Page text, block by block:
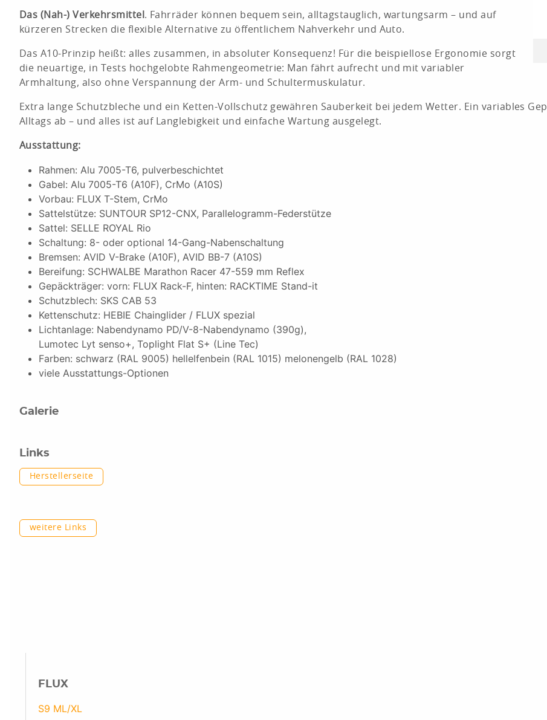
Das (Nah-) Verkehrsmittel . Fahrräder können bequem sein, alltagstauglich, wartungsarm – und auf
kürzeren Strecken die flexible Alternative zu öffentlichem Nahverkehr und Auto.
Das A10-Prinzip heißt: alles zusammen, in absoluter Konsequenz! Für die beispiellose Ergonomie sorgt
die neuartige, in Tests hochgelobte Rahmengeometrie: Man fährt aufrecht und mit variabler
Armhaltung, also ohne Verspannung der Arm- und Schultermuskulatur.
Extra lange Schutzbleche und ein Ketten-Vollschutz gewähren Sauberkeit bei jedem Wetter. Ein variables
Alltags ab – und alles ist auf Langlebigkeit und einfache Wartung ausgelegt.
Ausstattung:
Rahmen: Alu 7005-T6, pulverbeschichtet
Gabel: Alu 7005-T6 (A10F), CrMo (A10S)
Vorbau: FLUX T-Stem, CrMo
Sattelstütze: SUNTOUR SP12-CNX, Parallelogramm-Federstütze
Sattel: SELLE ROYAL Rio
Schaltung: 8- oder optional 14-Gang-Nabenschaltung
Bremsen: AVID V-Brake (A10F), AVID BB-7 (A10S)
Bereifung: SCHWALBE Marathon Racer 47-559 mm Reflex
Gepäckträger: vorn: FLUX Rack-F, hinten: RACKTIME Stand-it
Schutzblech: SKS CAB 53
Kettenschutz: HEBIE Chainglider / FLUX spezial
Lichtanlage: Nabendynamo PD/V-8-Nabendynamo (390g),
Lumotec Lyt senso+, Toplight Flat S+ (Line Tec)
Farben: schwarz (RAL 9005) hellelfenbein (RAL 1015) melonengelb (RAL 1028)
viele Ausstattungs-Optionen
Galerie
Links
Herstellerseite
weitere Links
FLUX
S9 ML/XL